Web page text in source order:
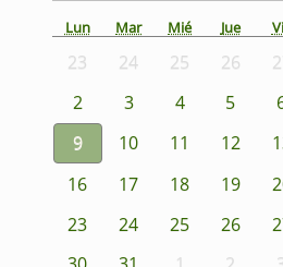
Lun Mar Mié Jue
23 24 25 26
2
3 4 5
9
10 11 12
16
17 18 19
23
24 25 26